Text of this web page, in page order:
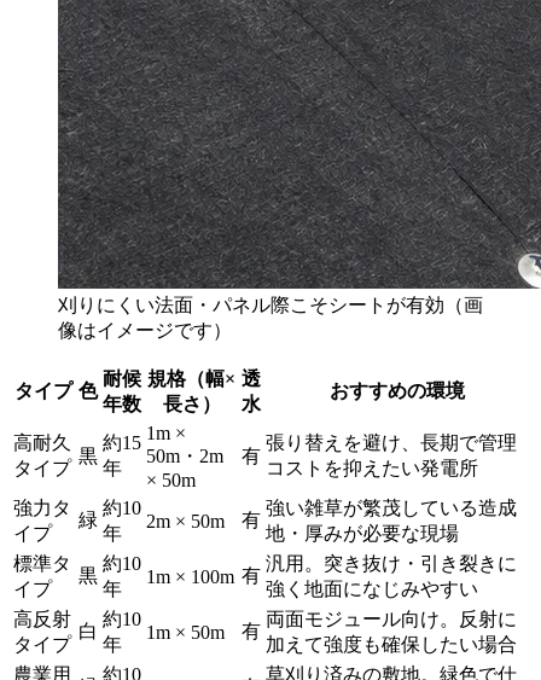
刈りにくい法面・パネル際こそシートが有効（画
像はイメージです）
タイプ 色
耐候
年数
規格（幅×
長さ）
透
水
おすすめの環境
高耐久
タイプ
黒
約15
年
1m ×
50m・2m
× 50m
有
張り替えを避け、長期で管理
コストを抑えたい発電所
強力タ
イプ
緑
約10
年
2m × 50m 有
強い雑草が繁茂している造成
地・厚みが必要な現場
標準タ
イプ
黒
約10
年
1m × 100m 有
汎用。突き抜け・引き裂きに
強く地面になじみやすい
高反射
タイプ
白
約10
年
1m × 50m 有
両面モジュール向け。反射に
加えて強度も確保したい場合
農業用
約10
草刈り済みの敷地。緑色で仕